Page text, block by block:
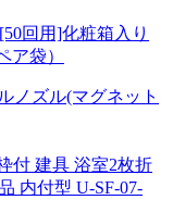
回用]化粧箱入り
ア袋）
ノズル(マグネット
付 建具 浴室2枚折
内付型 U-SF-07-